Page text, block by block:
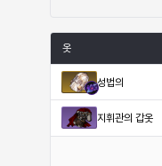
옷
성법의
지휘관의 갑옷